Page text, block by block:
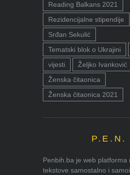
Reading Balkans 2021
Rezidencijalne stipendije
Srđan Sekulić
Tematski blok o Ukrajini
vijesti
Željko Ivanković
Ženska čitaonica
Ženska čitaonica 2021
P.E.N.
Penbih.ba je web platforma
tekstove samostalno i